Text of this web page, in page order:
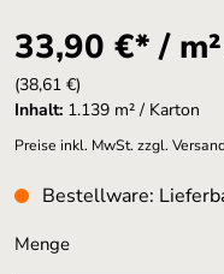
33,90 €* / m²
(38,61 €)
Inhalt: 1.139 m² / Karton
Preise inkl. MwSt. zzgl.
Bestellware:
Menge